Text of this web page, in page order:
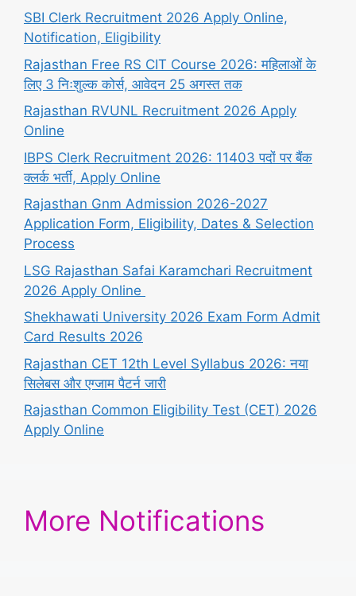
SBI Clerk Recruitment 2026 Apply Online,
Notification, Eligibility
Rajasthan Free RS CIT Course 2026: महिलाओं के
लिए 3 निःशुल्क कोर्स, आवेदन 25 अगस्त तक
Rajasthan RVUNL Recruitment 2026 Apply
Online
IBPS Clerk Recruitment 2026: 11403 पदों पर बैंक
क्लर्क भर्ती, Apply Online
Rajasthan Gnm Admission 2026-2027
Application Form, Eligibility, Dates & Selection
Process
LSG Rajasthan Safai Karamchari Recruitment
2026 Apply Online
Shekhawati University 2026 Exam Form Admit
Card Results 2026
Rajasthan CET 12th Level Syllabus 2026: नया
सिलेबस और एग्जाम पैटर्न जारी
Rajasthan Common Eligibility Test (CET) 2026
Apply Online
More Notifications